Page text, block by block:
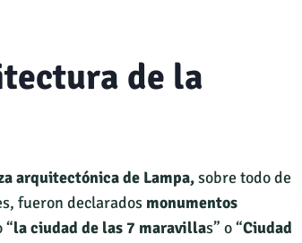
de la
arquitectónica de Lampa,sobre todo de
fueron declarados monumentos
“la ciudad de las 7 maravillas” o “Ciudad